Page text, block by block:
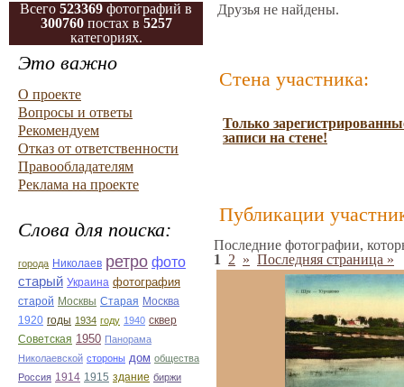
Всего 523369 фотографий в
300760постах в 5257
категориях.
Это важно
О проекте
Вопросы и ответы
Рекомендуем
Отказ от ответственности
Правообладателям
Реклама на проекте
Слова для поиска:
города Николаев ретро фото
старый Украина фотография
старой Москвы Старая Москва
1920 годы 1934 году 1940 сквер
Советская 1950 Панорама
Николаевской стороны дом общества
Россия 1914 1915 здание биржи
Друзья не найдены.
Стена участника:
Только
записи на стене!
Публикации
Последние фотографии,
1
2 » Последняя страница »